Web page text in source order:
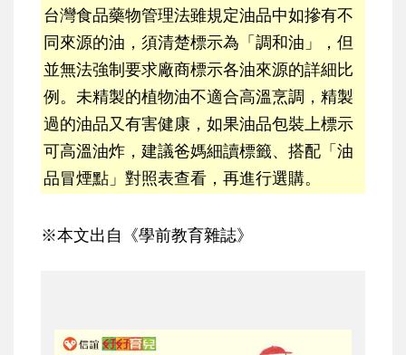
台灣食品藥物管理法雖規定油品中如摻有不
同來源的油，須清楚標示為「調和油」，但
並無法強制要求廠商標示各油來源的詳細比
例。未精製的植物油不適合高溫烹調，精製
過的油品又有害健康，如果油品包裝上標示
可高溫油炸，建議爸媽細讀標籤、搭配「油
品冒煙點」對照表查看，再進行選購。
※本文出自《學前教育雜誌》